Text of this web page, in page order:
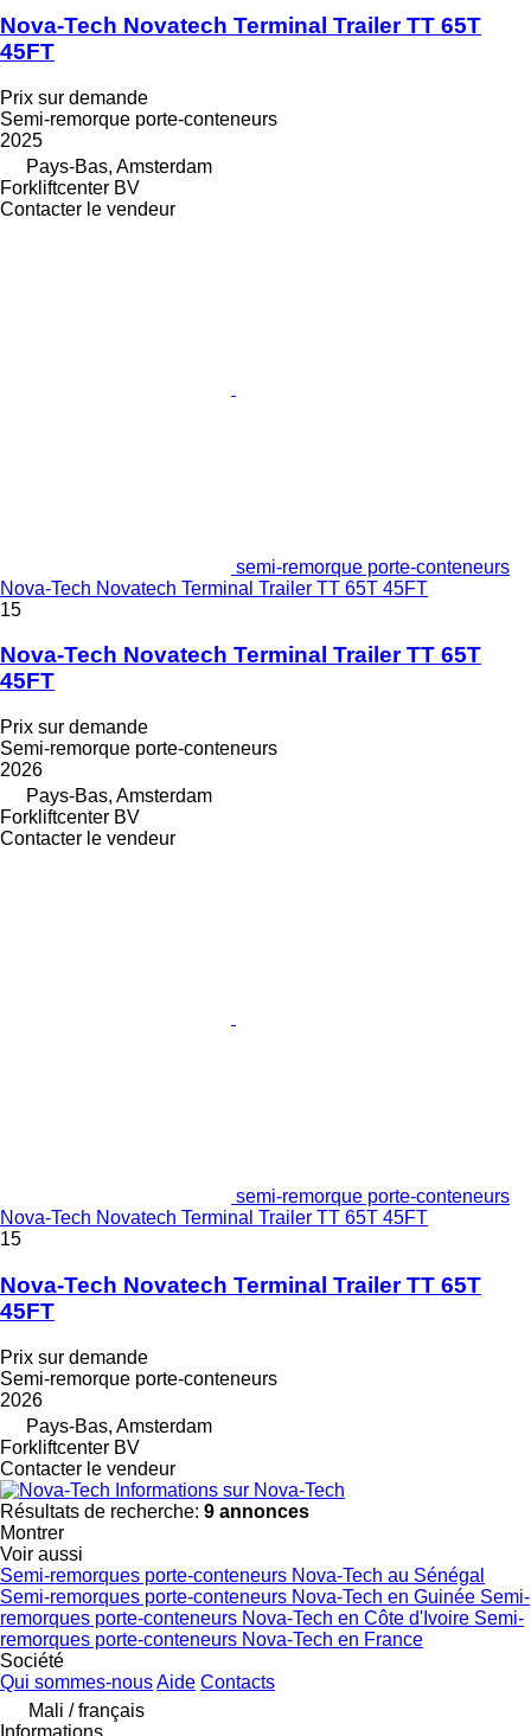
Nova-Tech Novatech Terminal Trailer TT 65T
45FT
Prix sur demande
Semi-remorque porte-conteneurs
2025
Pays-Bas, Amsterdam
Forkliftcenter BV
Contacter le vendeur
semi-remorque porte-conteneurs
Nova-Tech Novatech Terminal Trailer TT 65T 45FT
15
Nova-Tech Novatech Terminal Trailer TT 65T
45FT
Prix sur demande
Semi-remorque porte-conteneurs
2026
Pays-Bas, Amsterdam
Forkliftcenter BV
Contacter le vendeur
semi-remorque porte-conteneurs
Nova-Tech Novatech Terminal Trailer TT 65T 45FT
15
Nova-Tech Novatech Terminal Trailer TT 65T
45FT
Prix sur demande
Semi-remorque porte-conteneurs
2026
Pays-Bas, Amsterdam
Forkliftcenter BV
Contacter le vendeur
Informations sur Nova-Tech
Résultats de recherche: 9 annonces
Montrer
Voir aussi
Semi-remorques porte-conteneurs Nova-Tech au Sénégal
Semi-remorques porte-conteneurs Nova-Tech en Guinée Semi-
remorques porte-conteneurs Nova-Tech en Côte d'Ivoire Semi-
remorques porte-conteneurs Nova-Tech en France
Société
Qui sommes-nousAide Contacts
Mali / français
Informations